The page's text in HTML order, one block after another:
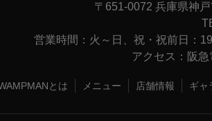
〒651-0072 兵庫県神
営業時間：火～日、祝・祝前日：
アクセス：阪
とは メニュー 店舗情報 ギャ